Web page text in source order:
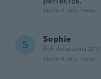
około 4 roku temu
S Sophie
Rok dołączenia 2017
około 4 roku temu